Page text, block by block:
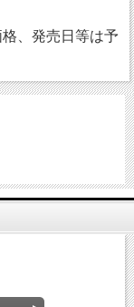
、発売日等は予